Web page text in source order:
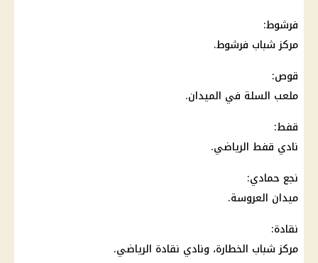
فرشوط:
مركز شباب فرشوط.
قوص:
ملعب السلة في الميدان.
قفط:
نادي قفط الرياضي.
نجع حمادي:
ميدان العروسة.
نقادة:
مركز شباب الخطارة، ونادي نقادة الرياضي.